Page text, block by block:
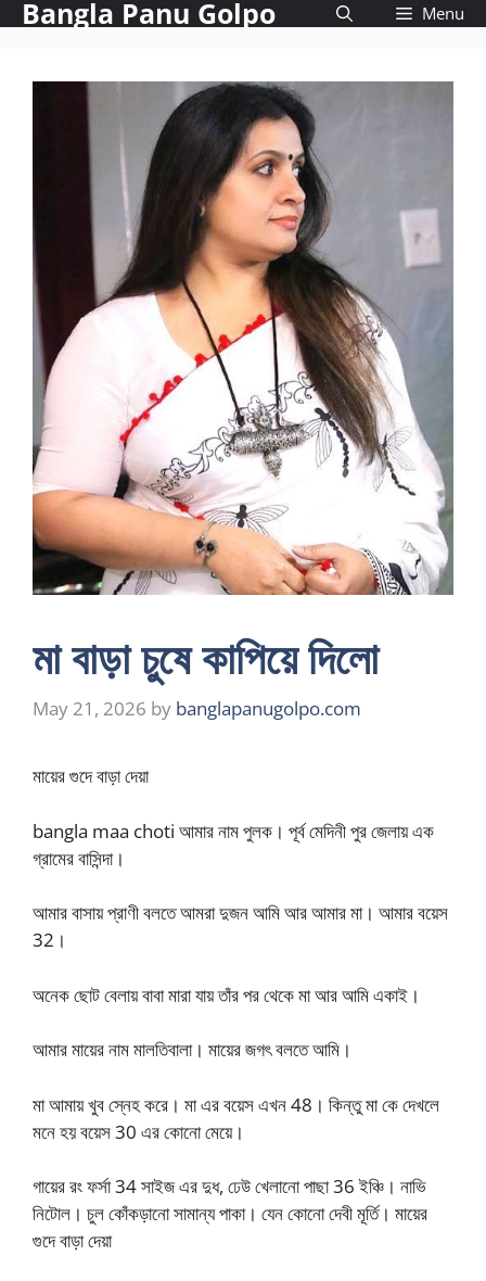
SkipBangla Panu Golpo Menu
মা বাড়া চুষে কাপিয়ে দিলো
May 21, 2026 by banglapanugolpo.com
মায়ের গুদে বাড়া দেয়া
bangla maa choti আমার নাম পুলক। পূর্ব মেদিনী পুর জেলায় এক
গ্রামের বাসিন্দা।
আমার বাসায় প্রাণী বলতে আমরা দুজন আমি আর আমার মা। আমার বয়েস
32।
অনেক ছোট বেলায় বাবা মারা যায় তাঁর পর থেকে মা আর আমি একাই।
আমার মায়ের নাম মালতিবালা। মায়ের জগৎ বলতে আমি।
মা আমায় খুব স্নেহ করে। মা এর বয়েস এখন 48। কিন্তু মা কে দেখলে
মনে হয় বয়েস 30 এর কোনো মেয়ে।
গায়ের রং ফর্সা 34 সাইজ এর দুধ, ঢেউ খেলানো পাছা 36 ইঞ্চি। নাভি
নিটোল। চুল কোঁকড়ানো সামান্য পাকা। যেন কোনো দেবী মূর্তি। মায়ের
গুদে বাড়া দেয়া